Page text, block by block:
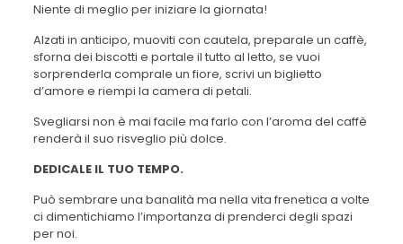
Niente di meglio per iniziare la giornata!
Alzati in anticipo, muoviti con cautela, preparale un caffè,
sforna dei biscotti e portale il tutto al letto, se vuoi
sorprenderla comprale un fiore, scrivi un biglietto
d’amore e riempi la camera di petali.
Svegliarsi non è mai facile ma farlo con l’aroma del caffè
renderà il suo risveglio più dolce.
DEDICALE IL TUO TEMPO.
Può sembrare una banalità ma nella vita frenetica a volte
ci dimentichiamo l’importanza di prenderci degli spazi
per noi.